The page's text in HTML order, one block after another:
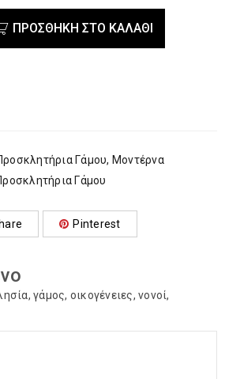
ΠΡΟΣΘΉΚΗ ΣΤΟ ΚΑΛΆΘΙ
Γάμου, Μοντέρνα
Γάμου
Pinterest
γάμος, οικογένειες, νονοί,